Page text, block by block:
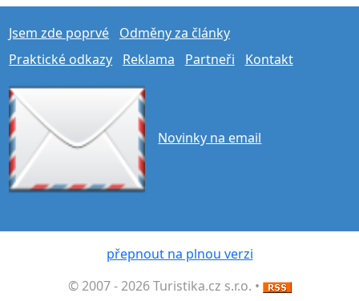
Jsem zde poprvé
Odměny za články
Praktické odkazy
Reklama Partneři Kontakt
Novinky na email
přepnout na plnou verzi
© 2007 - 2026 Turistika.cz s.r.o. •